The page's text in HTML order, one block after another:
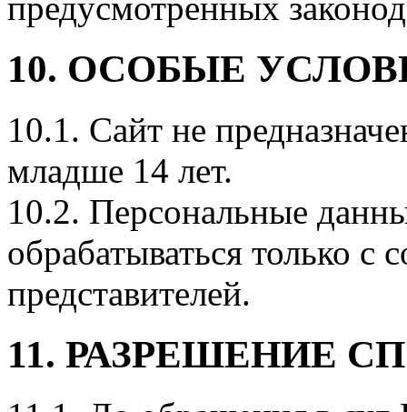
предусмотренных
10. ОСОБЫЕ
10.1. Сайт не
младше 14 лет.
10.2. Персональные
обрабатываться только с
представителей.
11. РАЗРЕШЕНИЕ